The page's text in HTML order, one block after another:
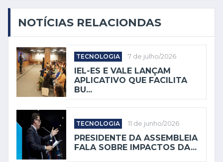
NOTÍCIAS RELACIONDAS
TECNOLOGIA 7 de julho/2026
IEL-ES E VALE LANÇAM
APLICATIVO QUE FACILITA
BU...
TECNOLOGIA 11 de junho/2026
PRESIDENTE DA ASSEMBLEIA
FALA SOBRE IMPACTOS DA...